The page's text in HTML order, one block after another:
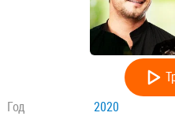
Год
2020